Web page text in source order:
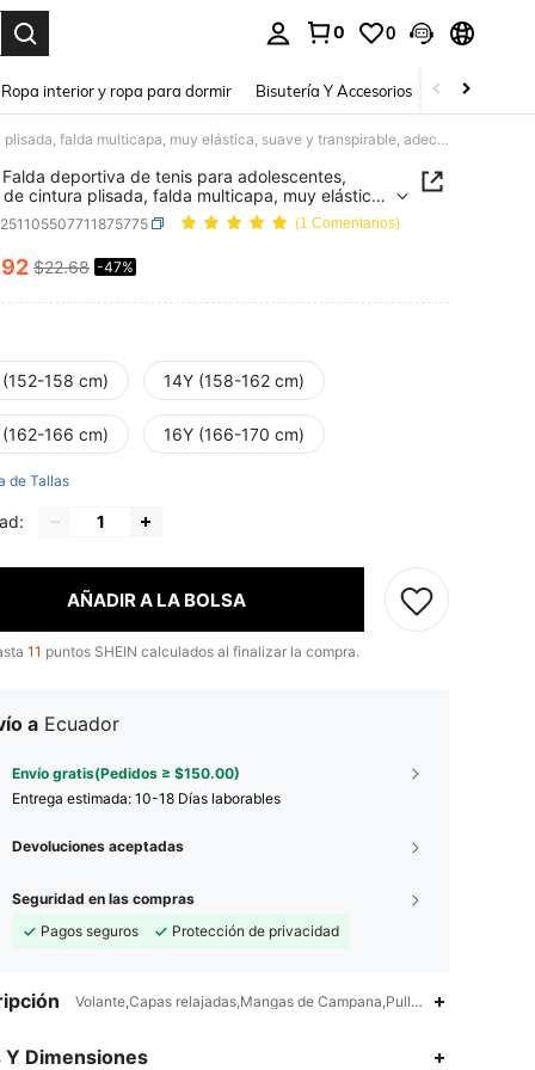
0 0
Ropa interior y ropa para dormir Bisutería Y Accesorios Zapatos
SHEIN Falda deportiva de tenis para adolescentes, diseño de cintura plisada, falda multicapa, muy elástica, suave y transpirable, adecuada para deportes y baile, uso diario, uso escolar, elegante, Navidad, Día de San Valentín.
Falda deportiva de tenis para adolescentes,
de cintura plisada, falda multicapa, muy elástica,
transpirable, adecuada para deportes y baile,
uso escolar, elegante, Navidad, Día de San
(1 Comentarios)
AND AVAILABILITY
$22.68 -47%
158 cm) 14Y (158-162 cm)
166 cm) 16Y (166-170 cm)
de Tallas
AÑADIR A LA BOLSA
11 puntos SHEIN calculados al finalizar la compra.
a Ecuador
Envío gratis(Pedidos ≥ $150.00)
Entrega estimada: 10-18 Días laborables
Devoluciones aceptadas
Seguridad en las compras
Pagos seguros
Protección de privacidad
Volante,Capas relajadas,Mangas de Campana,Pull-over
Y Dimensiones
4.79